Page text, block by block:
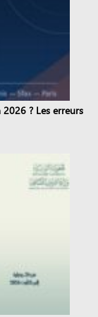
? Les erreurs